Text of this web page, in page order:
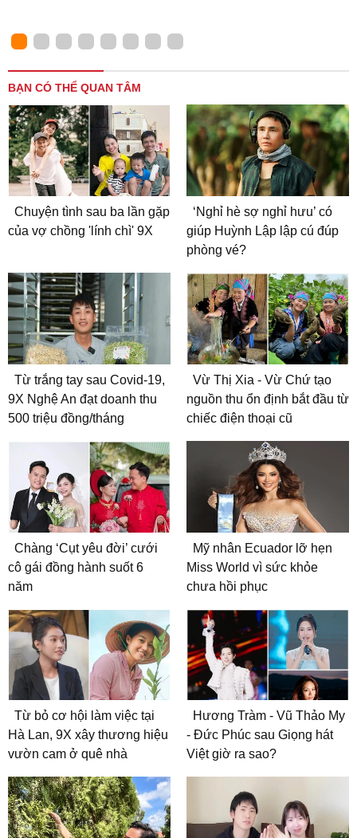
BẠN CÓ THỂ QUAN TÂM
Chuyện tình sau ba lần gặp
của vợ chồng 'lính chì' 9X
‘Nghỉ hè sợ nghỉ hưu’ có
giúp Huỳnh Lập lập cú đúp
phòng vé?
Từ trắng tay sau Covid-19,
9X Nghệ An đạt doanh thu
500 triệu đồng/tháng
Vừ Thị Xia - Vừ Chứ tạo
nguồn thu ổn định bắt đầu từ
chiếc điện thoại cũ
Chàng ‘Cụt yêu đời’ cưới
cô gái đồng hành suốt 6
năm
Mỹ nhân Ecuador lỡ hẹn
Miss World vì sức khỏe
chưa hồi phục
Từ bỏ cơ hội làm việc tại
Hà Lan, 9X xây thương hiệu
vườn cam ở quê nhà
Hương Tràm - Vũ Thảo My
- Đức Phúc sau Giọng hát
Việt giờ ra sao?